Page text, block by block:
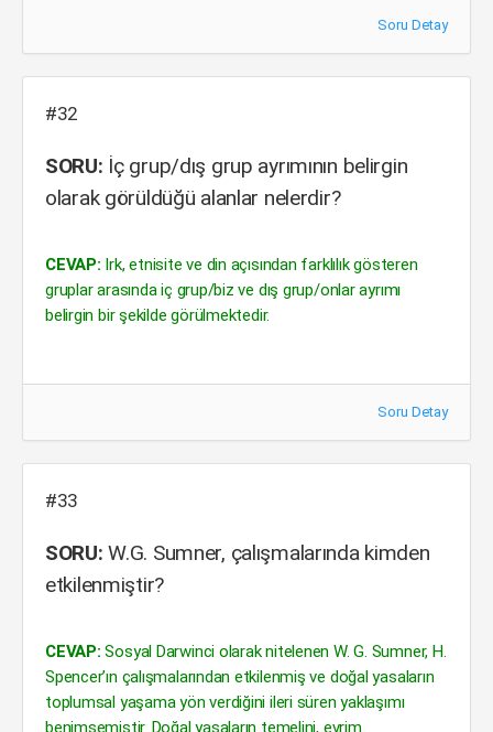
Soru Detay
#32
SORU: İç grup/dış grup ayrımının belirgin
olarak görüldüğü alanlar nelerdir?
CEVAP: Irk, etnisite ve din açısından farklılık gösteren
gruplar arasında iç grup/biz ve dış grup/onlar ayrımı
belirgin bir şekilde görülmektedir.
Soru Detay
#33
SORU: W.G. Sumner, çalışmalarında kimden
etkilenmiştir?
CEVAP: Sosyal Darwinci olarak nitelenen W. G. Sumner, H.
Spencer’ın çalışmalarından etkilenmiş ve doğal yasaların
toplumsal yaşama yön verdiğini ileri süren yaklaşımı
benimsemiştir. Doğal yasaların temelini, evrim